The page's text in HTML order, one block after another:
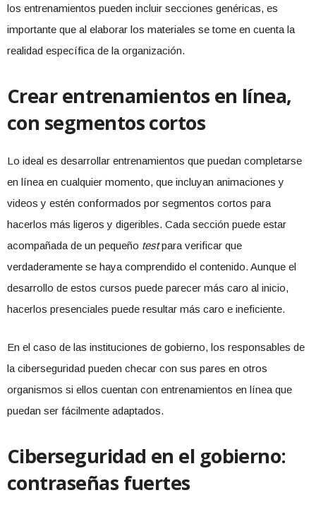
los entrenamientos pueden incluir secciones genéricas, es
importante que al elaborar los materiales se tome en cuenta la
realidad específica de la organización.
Crear entrenamientos en línea,
con segmentos cortos
Lo ideal es desarrollar entrenamientos que puedan completarse
en línea en cualquier momento, que incluyan animaciones y
videos y estén conformados por segmentos cortos para
hacerlos más ligeros y digeribles. Cada sección puede estar
acompañada de un pequeño testpara verificar que
verdaderamente se haya comprendido el contenido. Aunque el
desarrollo de estos cursos puede parecer más caro al inicio,
hacerlos presenciales puede resultar más caro e ineficiente.
En el caso de las instituciones de gobierno, los responsables de
la ciberseguridad pueden checar con sus pares en otros
organismos si ellos cuentan con entrenamientos en línea que
puedan ser fácilmente adaptados.
Ciberseguridad en el gobierno:
contraseñas fuertes